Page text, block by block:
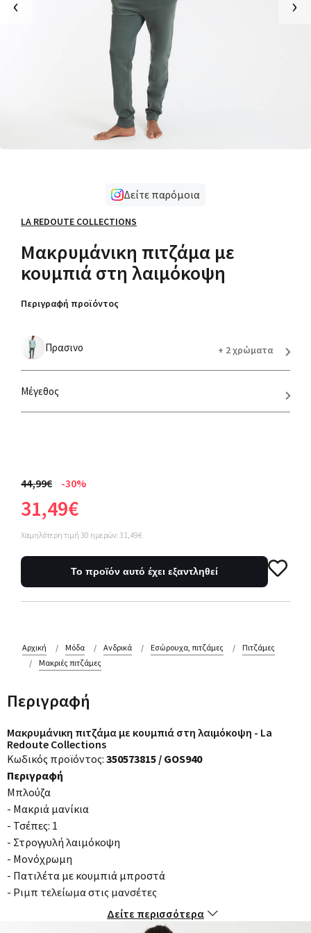
‹ ›
Δείτε παρόμοια
LA REDOUTE COLLECTIONS
Μακρυμάνικη πιτζάμα με
κουμπιά στη λαιμόκοψη
Περιγραφή προϊόντος
Πρασινο + 2 χρώματα
Μέγεθος
44,99€ -30%
31,49€
Χαμηλότερη τιμή 30 ημερών: 31,49€
Το προϊόν αυτό έχει εξαντληθεί
Αρχική Μόδα Ανδρικά Εσώρουχα, πιτζάμες
Πιτζάμες
Μακριές πιτζάμες
Περιγραφή
Μακρυμάνικη πιτζάμα με κουμπιά στη λαιμόκοψη - La
Redoute Collections
Κωδικός προϊόντος: 350573815 / GOS940
Περιγραφή
Μπλούζα
- Μακριά μανίκια
- Τσέπες: 1
- Στρογγυλή λαιμόκοψη
- Μονόχρωμη
- Πατιλέτα με κουμπιά μπροστά
- Ριμπ τελείωμα στις μανσέτες
- Λάστιχο στη μέση και κορδόνι που σφίγγει και δένει
Δείτε περισσότερα